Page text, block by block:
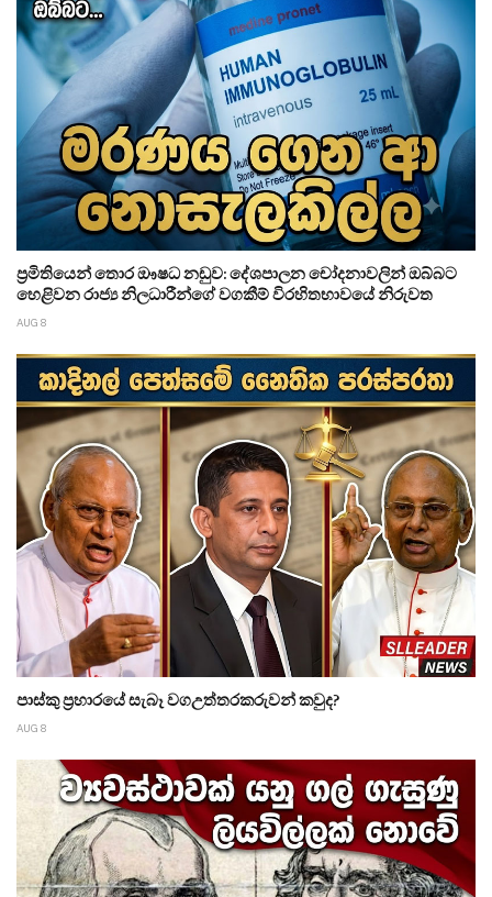
ප්‍රමිතියෙන් තොර ඖෂධ නඩුව: දේශපාලන චෝදනාවලින් ඔබ්බට
හෙළිවන රාජ්‍ය නිලධාරීන්ගේ වගකීම් විරහිතභාවයේ නිරුවත
AUG 8
පාස්කු ප්‍රහාරයේ සැබෑ වගඋත්තරකරුවන් කවුද?
AUG 8